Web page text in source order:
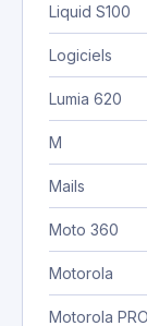
Liquid S100
Logiciels
Lumia 620
M
Mails
Moto 360
Motorola
Motorola PRO